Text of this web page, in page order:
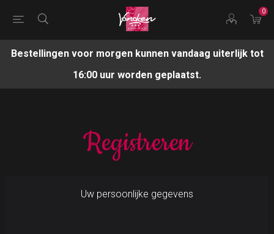
0
Bestellingen voor morgen kunnen vandaag uiterlijk tot
16:00 uur worden geplaatst.
Registreren
Uw persoonlijke gegevens